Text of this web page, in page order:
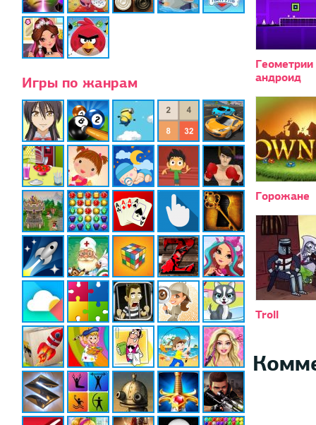
Игры по жанрам
андроид
Горожане
Troll